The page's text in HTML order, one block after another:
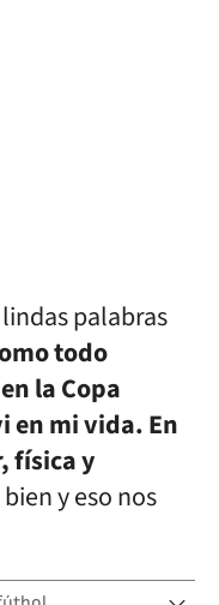
palabras
todo
la Copa
en mi vida. En
física y
y eso nos